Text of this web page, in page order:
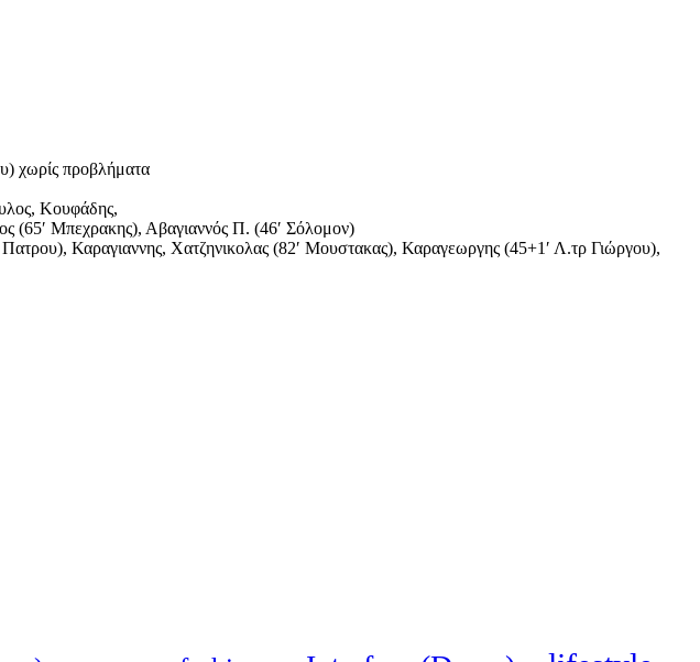
χωρίς προβλήματα
Κουφάδης,
(65′ Μπεχρακης), Αβαγιαννός Π. (46′ Σόλομον)
Καραγιαννης, Χατζηνικολας (82′ Μουστακας), Καραγεωργης (45+1′ Λ.τρ Γιώργου),